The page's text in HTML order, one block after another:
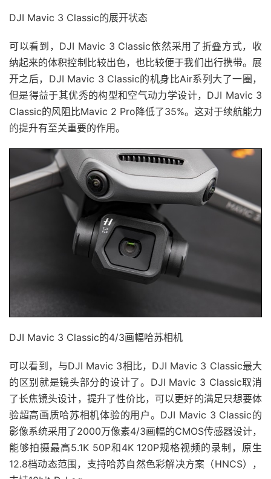
DJI Mavic 3 Classic的展开状态
可以看到，DJI Mavic 3 Classic依然采用了折叠方式，收
纳起来的体积控制比较出色，也比较便于我们出行携带。展
开之后，DJI Mavic 3 Classic的机身比Air系列大了一圈，
但是得益于其优秀的构型和空气动力学设计，DJI Mavic 3
Classic的风阻比Mavic 2 Pro降低了35%。这对于续航能力
的提升有至关重要的作用。
DJI Mavic 3 Classic的4/3画幅哈苏相机
可以看到，与DJI Mavic 3相比，DJI Mavic 3 Classic最大
的区别就是镜头部分的设计了。DJI Mavic 3 Classic取消
了长焦镜头设计，提升了性价比，可以更好的满足只想要体
验超高画质哈苏相机体验的用户。DJI Mavic 3 Classic的
影像系统采用了2000万像素4/3画幅的CMOS传感器设计，
能够拍摄最高5.1K 50P和4K 120P规格视频的录制，原生
12.8档动态范围，支持哈苏自然色彩解决方案（HNCS），